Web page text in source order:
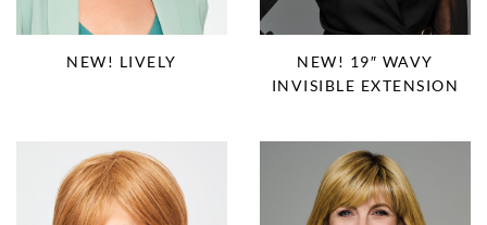
NEW! LIVELY
NEW! 19″ WAVY
INVISIBLE EXTENSION